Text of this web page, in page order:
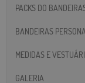
PACKS DO
BANDEIRAS
MEDIDAS E
GALERIA